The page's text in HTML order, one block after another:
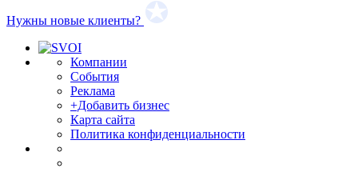
Нужны новые клиенты?
Компании
События
Реклама
+Добавить бизнес
Карта сайта
Политика конфиденциальности